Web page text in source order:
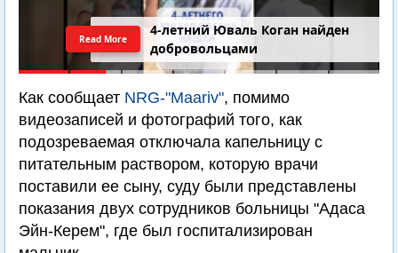
4-летний Юваль Коган найден
добровольцами
Read More
Как сообщает NRG-"Maariv", помимо
видеозаписей и фотографий того, как
подозреваемая отключала капельницу с
питательным раствором, которую врачи
поставили ее сыну, суду были представлены
показания двух сотрудников больницы "Адаса
Эйн-Керем", где был госпитализирован